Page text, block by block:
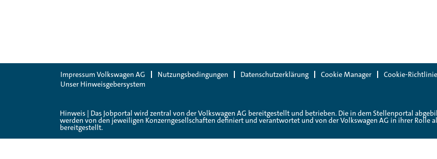
Impressum Volkswagen AG Nutzungsbedingungen Datenschutzerklärung Cookie Manager Cookie-Richtlinie
Unser Hinweisgebersystem
Hinweis | Das Jobportal wird zentral von der Volkswagen AG bereitgestellt und betrieben. Die in dem Stellenportal
werden von den jeweiligen Konzerngesellschaften definiert und verantwortet und von der Volkswagen AG in ihrer Rolle
bereitgestellt.